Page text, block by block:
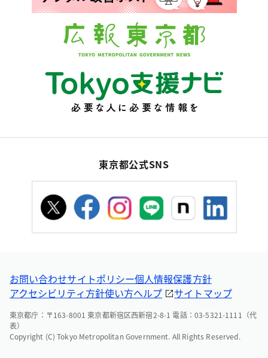
東京都公式SNS
お問い合わせサイトポリシー個人情報保護方針
アクセシビリティ方針使い方ヘルプ サイトマップ
東京都庁：〒163-8001 東京都新宿区西新宿2-8-1 電話：03-5321-1111（代
表）
Copyright (C) Tokyo Metropolitan Government. All Rights Reserved.